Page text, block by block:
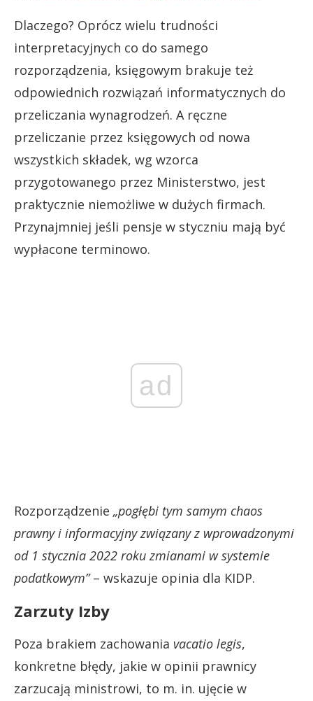
Dlaczego? Oprócz wielu trudności
interpretacyjnych co do samego
rozporządzenia, księgowym brakuje też
odpowiednich rozwiązań informatycznych do
przeliczania wynagrodzeń. A ręczne
przeliczanie przez księgowych od nowa
wszystkich składek, wg wzorca
przygotowanego przez Ministerstwo, jest
praktycznie niemożliwe w dużych firmach.
Przynajmniej jeśli pensje w styczniu mają być
wypłacone terminowo.
ad
Rozporządzenie „pogłębi tym samym chaos
prawny i informacyjny związany z wprowadzonymi
od 1 stycznia 2022 roku zmianami w systemie
podatkowym”– wskazuje opinia dla KIDP.
Zarzuty Izby
Poza brakiem zachowania vacatio legis,
konkretne błędy, jakie w opinii prawnicy
zarzucają ministrowi, to m. in. ujęcie w